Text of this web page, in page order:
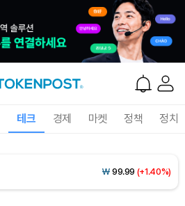
테크 경제 마켓 정책 정치
₩ 107,014(+2.59%)
91,697,667 (-0.08%)